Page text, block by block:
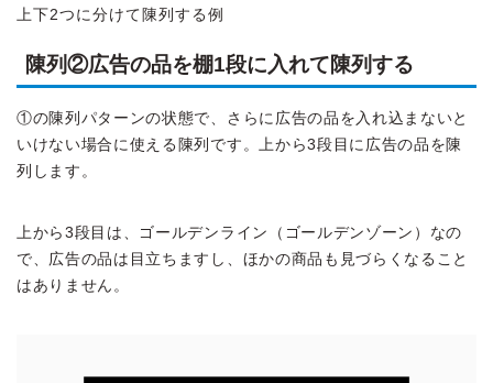
上下2つに分けて陳列する例
陳列②広告の品を棚1段に入れて陳列する
①の陳列パターンの状態で、さらに広告の品を入れ込まないと
いけない場合に使える陳列です。上から3段目に広告の品を陳
列します。
上から3段目は、ゴールデンライン（ゴールデンゾーン）なの
で、広告の品は目立ちますし、ほかの商品も見づらくなること
はありません。